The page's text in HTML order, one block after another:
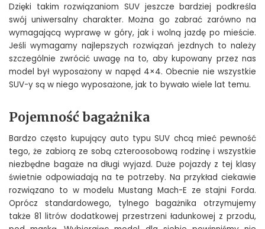
Dzięki takim rozwiązaniom SUV jeszcze bardziej podkreśla
swój uniwersalny charakter. Można go zabrać zarówno na
wymagającą wyprawę w góry, jak i wolną jazdę po mieście.
Jeśli wymagamy najlepszych rozwiązań jezdnych to należy
szczególnie zwrócić uwagę na to, aby kupowany przez nas
model był wyposażony w napęd 4×4. Obecnie nie wszystkie
SUV-y są w niego wyposażone, jak to bywało wiele lat temu.
Pojemność bagażnika
Bardzo często kupujący auto typu SUV chcą mieć pewność
tego, że zabiorą ze sobą czteroosobową rodzinę i wszystkie
niezbędne bagaże na długi wyjazd. Duże pojazdy z tej klasy
świetnie odpowiadają na te potrzeby. Na przykład ciekawie
rozwiązano to w modelu Mustang Mach-E ze stajni Forda.
Oprócz standardowego, tylnego bagażnika otrzymujemy
także 81 litrów dodatkowej przestrzeni ładunkowej z przodu,